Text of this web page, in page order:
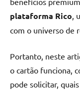
plataforma Rico,
com o universo de
Portanto, neste
o cartão funciona,
pode solicitar,